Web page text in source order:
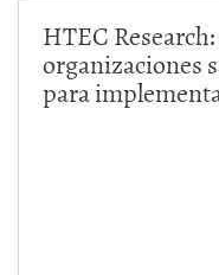
HTEC
organizaciones
para